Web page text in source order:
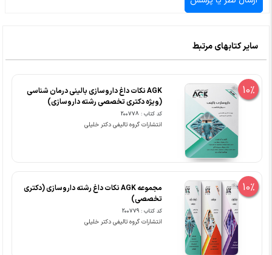
سایر کتابهای مرتبط
10%
AGK نکات داغ داروسازی بالینی درمان شناسی
(ویژه دکتری تخصصی رشته داروسازی)
کد کتاب : 200778
انتشارات گروه تالیفی دکتر خلیلی
10%
مجموعه AGK نکات داغ رشته داروسازی (دکتری
تخصصی)
کد کتاب : 200779
انتشارات گروه تالیفی دکتر خلیلی